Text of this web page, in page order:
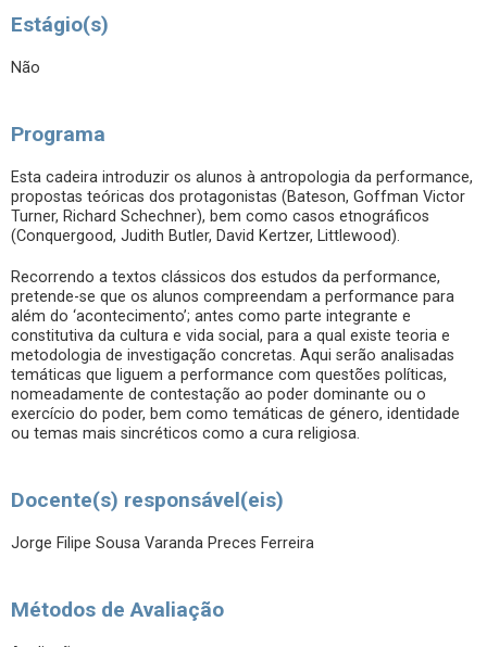
Estágio(s)
Não
Programa
Esta cadeira introduzir os alunos à antropologia da performance,
propostas teóricas dos protagonistas (Bateson, Goffman Victor
Turner, Richard Schechner), bem como casos etnográficos
(Conquergood, Judith Butler, David Kertzer, Littlewood).
Recorrendo a textos clássicos dos estudos da performance,
pretende-se que os alunos compreendam a performance para
além do ‘acontecimento’; antes como parte integrante e
constitutiva da cultura e vida social, para a qual existe teoria e
metodologia de investigação concretas. Aqui serão analisadas
temáticas que liguem a performance com questões políticas,
nomeadamente de contestação ao poder dominante ou o
exercício do poder, bem como temáticas de género, identidade
ou temas mais sincréticos como a cura religiosa.
Docente(s) responsável(eis)
Jorge Filipe Sousa Varanda Preces Ferreira
Métodos de Avaliação